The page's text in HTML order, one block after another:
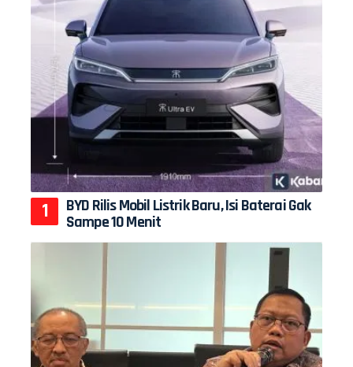
BYD Rilis Mobil Listrik Baru, Isi Baterai Gak
Sampe 10 Menit